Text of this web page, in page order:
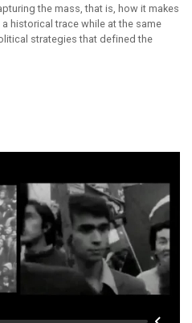
the mass, that is, how it makes
historical trace while at the same
strategies that defined the